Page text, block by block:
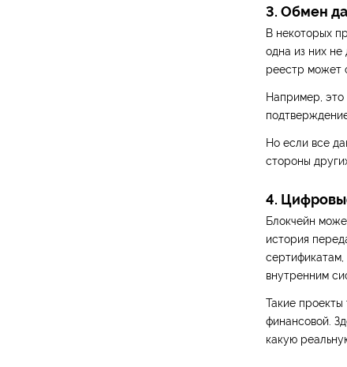
3. Обмен
В некоторых
одна из них
реестр может
Например, это
Но если все
стороны
4.
Блокчейн
история
внутренним
Такие
финансовой.
какую